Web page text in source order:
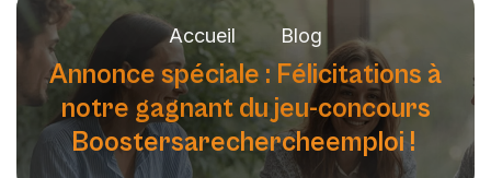
Accueil Blog
Annonce spéciale : Félicitations à
notre gagnant du jeu-concours
Boostersarechercheemploi !